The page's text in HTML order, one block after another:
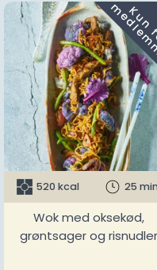
520 kcal 25
Wok med oksekød,
grøntsager og risnudler